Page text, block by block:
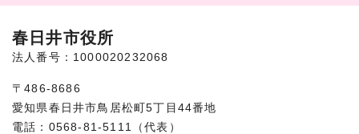
春日井市役所
法人番号：1000020232068
〒486-8686
愛知県春日井市鳥居松町5丁目44番地
電話：0568-81-5111（代表）